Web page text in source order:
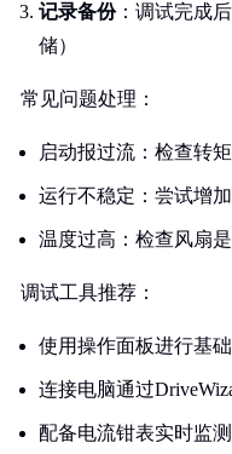
记录备份：调试完成
储）
常见问题处理：
启动报过流：检查转
运行不稳定：尝试增
温度过高：检查风扇
调试工具推荐：
使用操作面板进行基
连接电脑通过
配备电流钳表实时监